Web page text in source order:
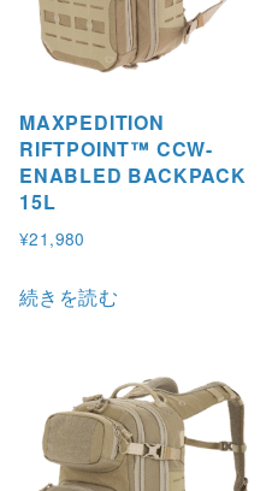
MAXPEDITION
RIFTPOINT™ CCW-
ENABLED BACKPACK
15L
¥21,980
続きを読む